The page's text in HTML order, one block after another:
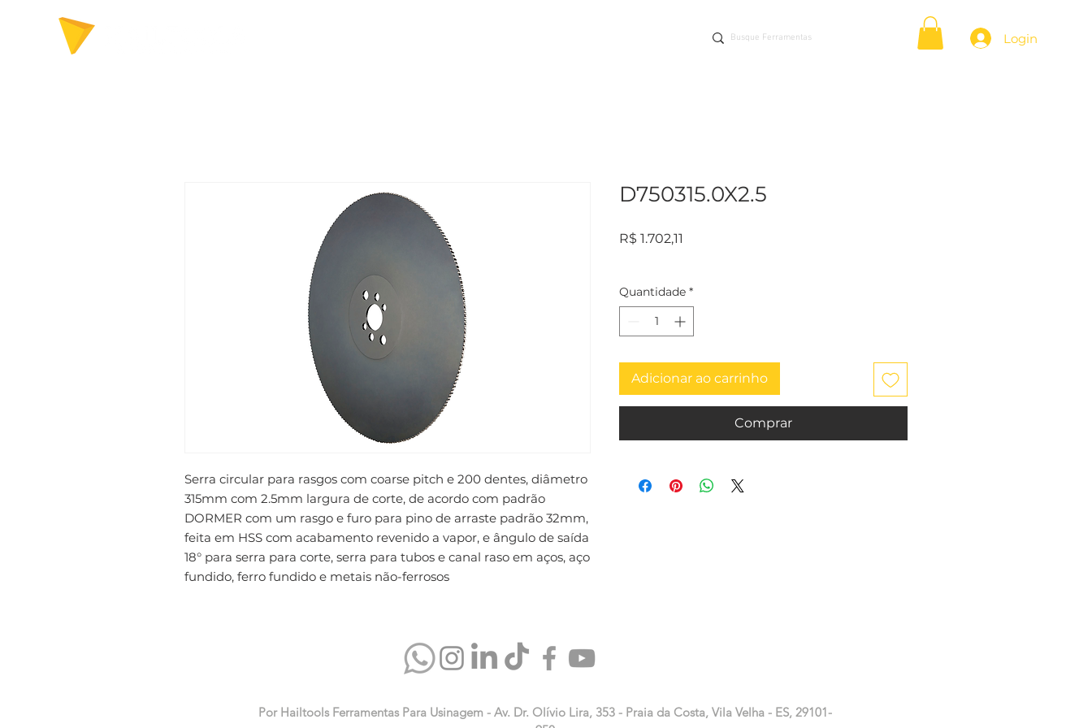
Login
Serra circular para rasgos com coarse pitch e 200 dentes, diâmetro
315mm com 2.5mm largura de corte, de acordo com padrão
DORMER com um rasgo e furo para pino de arraste padrão 32mm,
feita em HSS com acabamento revenido a vapor, e ângulo de saída
18° para serra para corte, serra para tubos e canal raso em aços, aço
fundido, ferro fundido e metais não-ferrosos
D750315.0X2.5
R$ 1.702,11
Quantidade *
Adicionar ao carrinho
Comprar
Por Hailtools Ferramentas Para Usinagem - Av. Dr. Olívio Lira, 353 - Praia da Costa, Vila Velha - ES, 29101-